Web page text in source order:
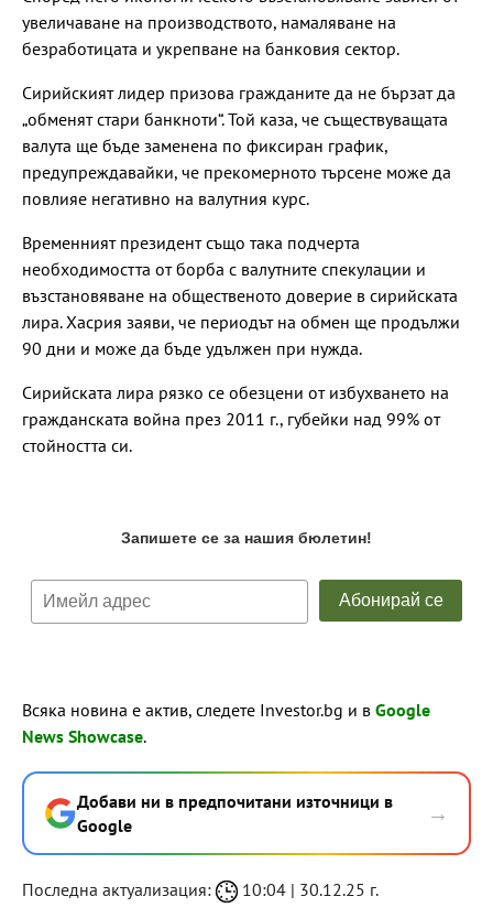
увеличаване на производството, намаляване на
безработицата и укрепване на банковия сектор.
Сирийският лидер призова гражданите да не бързат да
„обменят стари банкноти“. Той каза, че съществуващата
валута ще бъде заменена по фиксиран график,
предупреждавайки, че прекомерното търсене може да
повлияе негативно на валутния курс.
Временният президент също така подчерта
необходимостта от борба с валутните спекулации и
възстановяване на общественото доверие в сирийската
лира. Хасрия заяви, че периодът на обмен ще продължи
90 дни и може да бъде удължен при нужда.
Сирийската лира рязко се обезцени от избухването на
гражданската война през 2011 г., губейки над 99% от
стойността си.
Всяка новина е актив, следете Investor.bg и в Google
News Showcase.
Добави ни в предпочитани източници в
Google
→
Последна актуализация: 10:04 | 30.12.25 г.